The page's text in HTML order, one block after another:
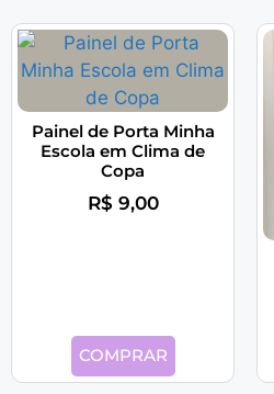
Painel de Porta Minha
Escola em Clima de
Copa
R$ 9,00
COMPRAR